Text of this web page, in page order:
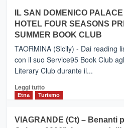
da
Neos
PIEDIMONTE
ETNEO
–
Meta
turistica
privilegiata
secondo
dati
di
Anche
IL SAN DOMENICO
HOTEL FOUR SEASONS
SUMMER BOOK CLUB
TAORMINA (Sicily) - Dai reading
con il suo Service95 Book Club
Literary Club durante il...
Leggi tuttoLeggi
di
IL
Etna Turismo
VIAGRANDE (Ct) – Benanti